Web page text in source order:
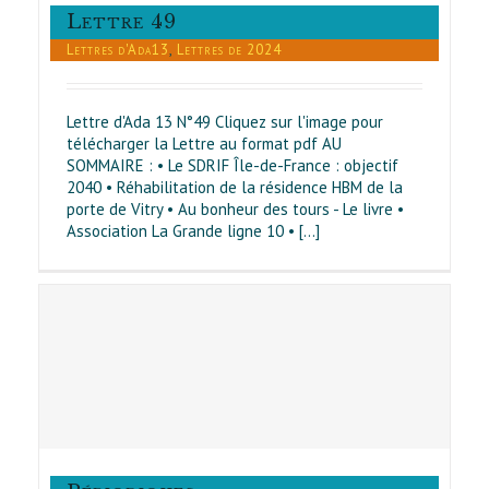
Lettre 49
Lettres d'Ada13, Lettres de 2024
Lettre d'Ada 13 N°49 Cliquez sur l'image pour
télécharger la Lettre au format pdf AU
SOMMAIRE : • Le SDRIF Île-de-France : objectif
2040 • Réhabilitation de la résidence HBM de la
porte de Vitry • Au bonheur des tours - Le livre •
Association La Grande ligne 10 • [...]